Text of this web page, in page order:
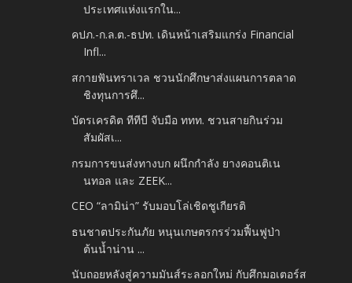
ประเทศแห่งแรกใน...
คปภ.-ก.ล.ต.-ธปท. เดินหน้าเสริมแกร่ง Financial
Infl...
สกายฟันทราเวล ชวนนักศึกษาส่งแผนการตลาด
ชิงทุนการศึ...
บัตรเครดิต ทีทีบี จับมือ ททท. ชวนสายกินร่วม
สัมผัสเ...
กรมการขนส่งทางบก ผนึกกำลัง ยางคอนติเน
นทอล และ ZEEK...
CEO “ลามิน่า” รับมอบโล่เชิดชูเกียรติ
ธนชาตประกันภัย หนุนเกษตรกรร่วมฟื้นฟูป่า
ต้นน้ำน่าน ...
นับถอยหลังสู่ความมันส์ระลอกใหม่ กับศึกมอเตอร์ส